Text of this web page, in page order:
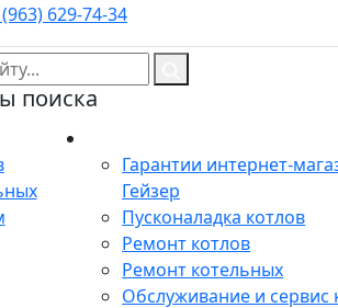
629-74-34
поиска
Гарантии интернет-
Гейзер
Пусконаладка котлов
Ремонт котлов
Ремонт котельных
Обслуживание и сервис